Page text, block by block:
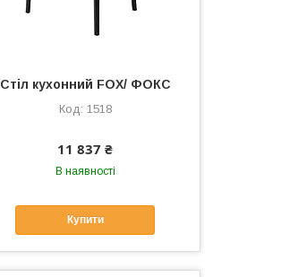
Стіл кухонний FOX/ ФОКС
1518
11 837 ₴
В наявності
Купити